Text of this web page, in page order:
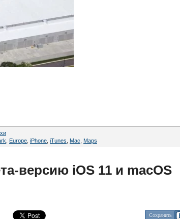
Europe iPhone iTunes Mac Maps
версию iOS 11 и macOS
Сохранить